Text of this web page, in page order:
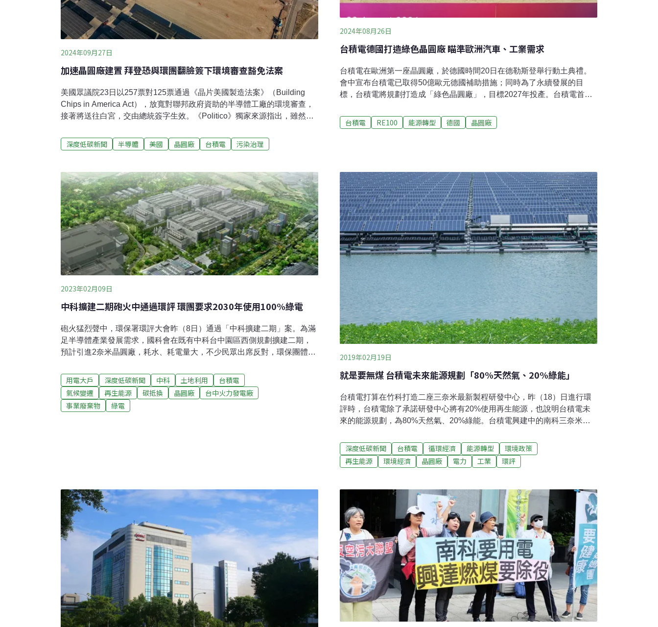
2024年09月27日
加速晶圓廠建置 拜登恐與環團翻臉簽下環境審查豁免法案
美國眾議院23日以257票對125票通過《晶片美國製造法案》（Building
Chips in America Act），放寬對聯邦政府資助的半導體工廠的環境審查，
接著將送往白宮，交由總統簽字生效。《Politico》獨家來源指出，雖然環
將簽署同意。美國於2022年通過《晶片法案》（CHIPS and Science
Act），提供390億美元資金的補貼，吸引了大量半導體業投資。不過，業
金。台積電、美光、英特爾等半導體建廠時程，恐因聯邦環評審查而延
後。
深度低碳新聞 半導體 美國 晶圓廠 台積電 污染治理
2024年08月26日
台積電德國打造綠色晶圓廠 瞄準歐洲汽車、工業需求
台積電在歐洲第一座晶圓廠，於德國時間20日在德勒斯登舉行動土典禮。
會中宣布台積電已取得50億歐元德國補助措施；同時為了永續發展的目
標，台積電將規劃打造成「綠色晶圓廠」，目標2027年投產。台積電首座
董事長魏哲家、歐盟執委會主席范德賴恩（Ursula von der Leyen）、德國
聯邦總理蕭茲（Olaf Scholz）都出席見證。這座晶圓廠由台積電、德國博
（Christian Koitzsch）掌舵，擔任ESMC總經理。德國廠將生產用於汽車
與工業應用的成熟製程12奈米至28奈米晶片，預計2029年全面投產，月產
能為4
台積電 RE100 能源轉型 德國 晶圓廠
2023年02月09日
中科擴建二期砲火中通過環評 環團要求2030年使用100%綠電
砲火猛烈聲中，環保署環評大會昨（8日）通過「中科擴建二期」案。為滿
足半導體產業發展需求，國科會在既有中科台中園區西側規劃擴建二期，
預計引進2奈米晶圓廠，耗水、耗電量大，不少民眾出席反對，環保團體也
擴建二期工期約五年，營運後每年將有5000億元產值、可增加4000人就業
機會。2奈米廠耗大量水電 環團憂延宕中火脫煤 要求提前自籌綠電因應國
內2奈米晶圓廠用地需求，行政院2022年初核准在台中大雅及西屯區、既有
中科台中園區西側開發「中科擴建二期」。歷經三次環評初審，昨（8日）
用電大戶 深度低碳新聞 中科 土地利用
台積電
氣候變遷
再生能源 碳抵換 晶圓廠
台中火力發電廠
事業廢棄物
綠電
2019年02月19日
就是要無煤 台積電未來能源規劃「80%天然氣、20%綠能」
台積電打算在竹科打造二座三奈米最新製程研發中心，昨（18）日進行環
評時，台積電除了承諾研發中心將有20%使用再生能源，也說明台積電未
來的能源規劃，為80%天然氣、20%綠能。台積電興建中的南科三奈米廠
調，目標是向台灣本地購買綠電，如果是向國外購買綠電憑證，將無助於
台灣的環境。80%購買天然氣 就等電力自由化考量台積電用電量大，又很
倚賴穩定電力，18日的環評會議中有環評委員建議台積電自行興建民營電
回覆，台積電對供電品質的要求很高。由於小系統（指IPP）不會比台電大
系統更穩定，因此台積電並無計畫自行興建IPP。他也指出，希望電力自由
化盡早落實，讓企業有電力穩定供應的選項，台積電的未來電力規劃是
80%天然氣、20%綠能。
深度低碳新聞 台積電 循環經濟 能源轉型
環境政策
再生能源
環境經濟 晶圓廠 電力 工業 環評